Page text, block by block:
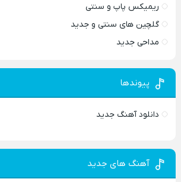
ریمیکس پاپ و سنتی
گلچین های سنتی و جدید
مداحی جدید
پیوندها
دانلود آهنگ جدید
آهنگ های جدید